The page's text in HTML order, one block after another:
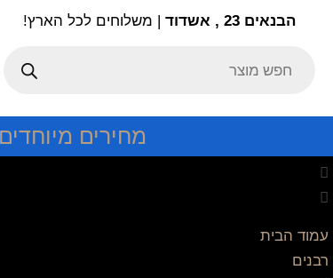
הבנאים 23 , אשדוד | משלוחים לכל הארץ!
מחירים
עמוד הבית
רבנים